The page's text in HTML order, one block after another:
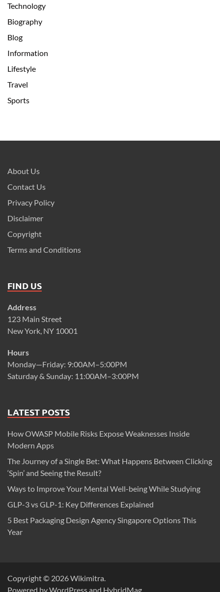
Technology
Biography
Blog
Information
Lifestyle
Travel
Sports
About Us
Contact Us
Privacy Policy
Disclaimer
Copyright
Terms and Conditions
FIND US
Address
123 Main Street
New York, NY 10001
Hours
Monday—Friday: 9:00AM–5:00PM
Saturday & Sunday: 11:00AM–3:00PM
LATEST POSTS
How OWASP Mobile Risks Expose Weaknesses Inside
Modern Apps
The Journey of a Single Bet: What Happens Between Clicking
‘Spin’ and Seeing the Result?
Ways to Improve Your Mental Well-being While Studying
GLP-3 vs GLP-1: Key Differences Explained
5 Best Packaging Design Agency Singapore Options This
Year
Copyright © 2026Wikimitra.
Powered byWordPressand HybridMag.